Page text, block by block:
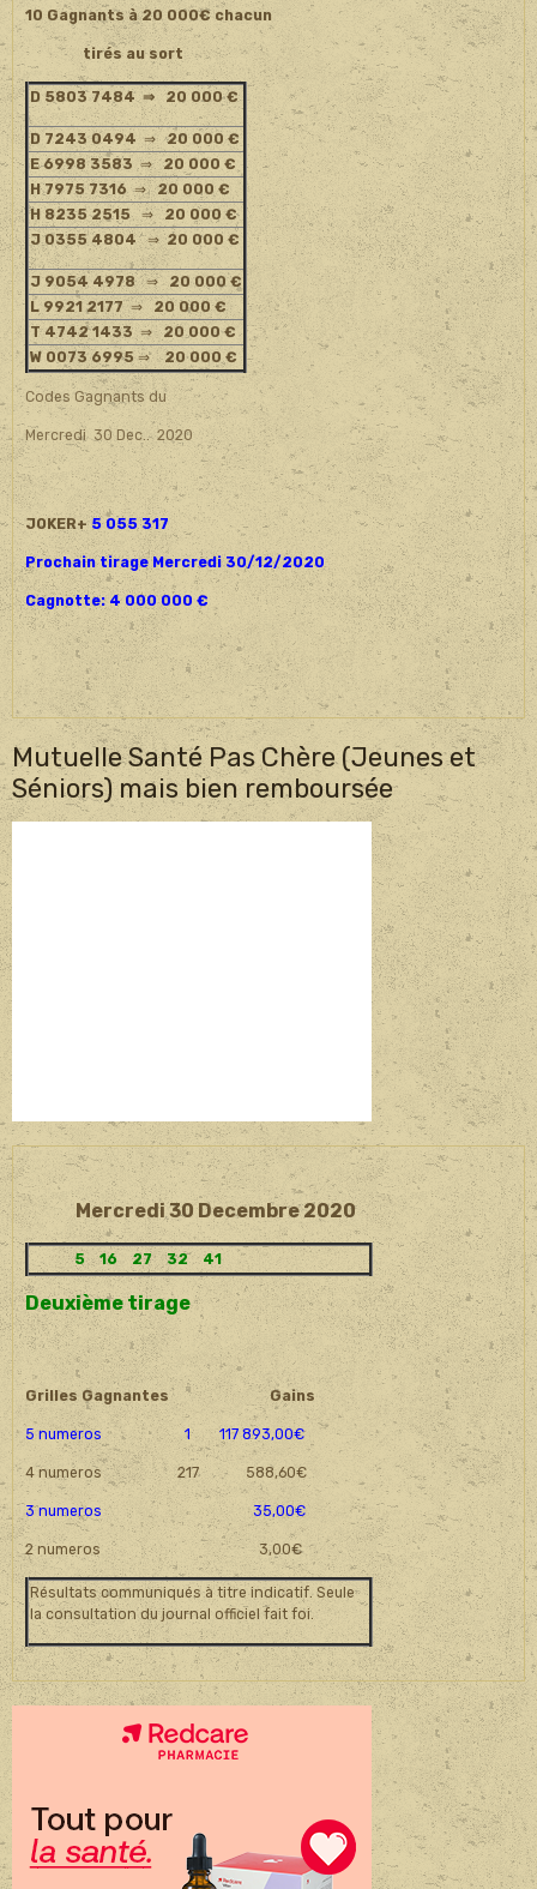
10 Gagnants à 20 000€ chacun
tirés au sort
Codes Gagnants du
Mercredi 30 Dec.. 2020
D 5803 7484 ⇒ 20 000 €
D 7243 0494 ⇒20 000 €
E 6998 3583⇒20 000 €
H 7975 7316⇒20 000 €
H 8235 2515⇒20 000 €
J 0355 4804⇒20 000 €
J 9054 4978⇒ 20 000 €
L 9921 2177 ⇒ 20 000 €
T 4742 1433⇒20 000 €
W 0073 6995 ⇒20 000 €
JOKER+ 5 055 317
Prochain tirage Mercredi 30/12/2020
Cagnotte: 4 000 000 €
Mutuelle Santé Pas Chère (Jeunes et
Séniors) mais bien remboursée
Mercredi 30 Decembre 2020
Deuxième tirage
5 16 27 32 41
Grilles GagnantesGains
5 numeros 1 117 893,00€
4 numeros 217 588,60€
3 numeros 35,00€
2 numeros 3,00€
Résultats communiqués à titre indicatif. Seule
la consultation du journal officiel fait foi.